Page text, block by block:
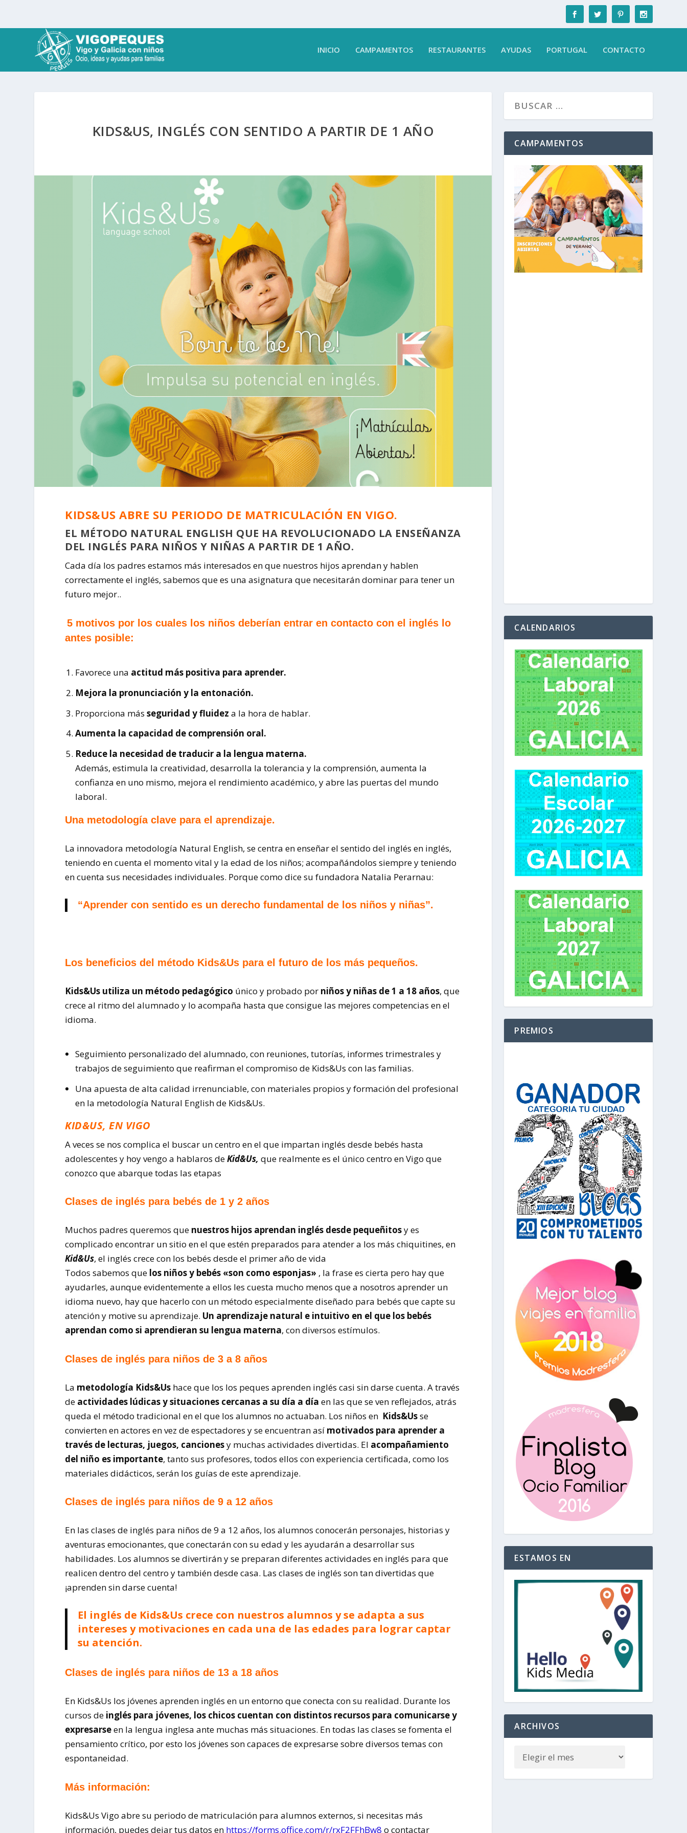
INICIO CAMPAMENTOS RESTAURANTES AYUDAS PORTUGAL CONTACTO
KIDS&US, INGLÉS CON SENTIDO A PARTIR DE 1 AÑO
KIDS&US ABRE SU PERIODO DE MATRICULACIÓN EN VIGO.
EL MÉTODO NATURAL ENGLISH QUE HA REVOLUCIONADO LA ENSEÑANZA
DEL INGLÉS PARA NIÑOS Y NIÑAS A PARTIR DE 1 AÑO.
Cada día los padres estamos más interesados en que nuestros hijos aprendan y hablen
correctamente el inglés, sabemos que es una asignatura que necesitarán dominar para tener un
futuro mejor..
5 motivos por los cuales los niños deberían entrar en contacto con el inglés lo
antes posible:
Favorece una actitud más positiva para aprender.
Mejora la pronunciación y la entonación.
Proporciona más seguridad y fluidez a la hora de hablar.
Aumenta la capacidad de comprensión oral.
Reduce la necesidad de traducir a la lengua materna.
Además, estimula la creatividad, desarrolla la tolerancia y la comprensión, aumenta la
confianza en uno mismo, mejora el rendimiento académico, y abre las puertas del mundo
laboral.
Una metodología clave para el aprendizaje.
La innovadora metodología Natural English, se centra en enseñar el sentido del inglés en inglés,
teniendo en cuenta el momento vital y la edad de los niños; acompañándolos siempre y teniendo
en cuenta sus necesidades individuales. Porque como dice su fundadora Natalia Perarnau:
“Aprender con sentido es un derecho fundamental de los niños y niñas”.
Los beneficios del método Kids&Us para el futuro de los más pequeños.
Kids&Us utiliza un método pedagógico único y probado por niños y niñas de 1 a 18 años, que
crece al ritmo del alumnado y lo acompaña hasta que consigue las mejores competencias en el
idioma.
Seguimiento personalizado del alumnado, con reuniones, tutorías, informes trimestrales y
trabajos de seguimiento que reafirman el compromiso de Kids&Us con las familias.
Una apuesta de alta calidad irrenunciable, con materiales propios y formación del profesional
en la metodología Natural English de Kids&Us.
KID&US, EN VIGO
A veces se nos complica el buscar un centro en el que impartan inglés desde bebés hasta
adolescentes y hoy vengo a hablaros deKid&Us,que realmente es el único centro en Vigo que
conozco que abarque todas las etapas
Clases de inglés para bebés de 1 y 2 años
Muchos padres queremos que nuestros hijos aprendan inglés desde pequeñitosy es
complicado encontrar un sitio en el que estén preparados para atender a los más chiquitines, en
Kid&Us, el inglés crece con los bebés desde el primer año de vida
Todos sabemos que los niños y bebés «son como esponjas» , la frase es cierta pero hay que
ayudarles, aunque evidentemente a ellos les cuesta mucho menos que a nosotros aprender un
idioma nuevo, hay que hacerlo con un método especialmente diseñado para bebés que capte su
atención y motive su aprendizaje. Un aprendizaje natural e intuitivo en el que los bebés
aprendan como si aprendieran su lengua materna, con diversos estímulos.
Clases de inglés para niños de 3 a 8 años
La metodología Kids&Us hace que los los peques aprenden inglés casi sin darse cuenta. A través
de actividades lúdicas y situaciones cercanas a su día a día en las que se ven reflejados, atrás
queda el método tradicional en el que los alumnos no actuaban. Los niños en Kids&Usse
convierten en actores en vez de espectadores y se encuentran así motivados para aprender a
través de lecturas, juegos, cancionesy muchas actividades divertidas. El acompañamiento
del niño es importante, tanto sus profesores, todos ellos con experiencia certificada, como los
materiales didácticos, serán los guías de este aprendizaje.
Clases de inglés para niños de 9 a 12 años
En las clases de inglés para niños de 9 a 12 años, los alumnos conocerán personajes, historias y
aventuras emocionantes, que conectarán con su edad y les ayudarán a desarrollar sus
habilidades. Los alumnos se divertirán y se preparan diferentes actividades en inglés para que
realicen dentro del centro y también desde casa. Las clases de inglés son tan divertidas que
¡aprenden sin darse cuenta!
El inglés de Kids&Us crece con nuestros alumnos y se adapta a sus
intereses y motivaciones en cada una de las edades para lograr captar
su atención.
Clases de inglés para niños de 13 a 18 años
En Kids&Us los jóvenes aprenden inglés en un entorno que conecta con su realidad. Durante los
cursos de inglés para jóvenes, los chicos cuentan con distintos recursos para comunicarse y
expresarseen la lengua inglesa ante muchas más situaciones. En todas las clases se fomenta el
pensamiento crítico, por esto los jóvenes son capaces de expresarse sobre diversos temas con
espontaneidad.
Más información:
Kids&Us Vigo abre su periodo de matriculación para alumnos externos, si necesitas más
información, puedes dejar tus datos en https://forms.office.com/r/rxF2FFhBw8 o contactar
CAMPAMENTOS
CALENDARIOS
PREMIOS
ESTAMOS EN
ARCHIVOS